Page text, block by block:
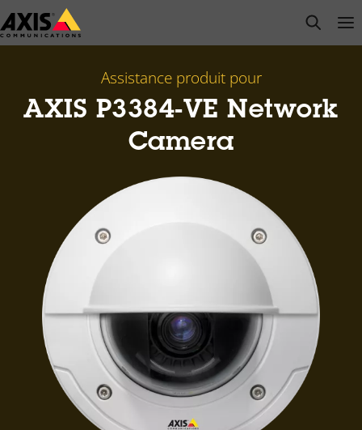
Passer
au
open
Assistance produit pour
AXIS P3384-VE Network
Camera